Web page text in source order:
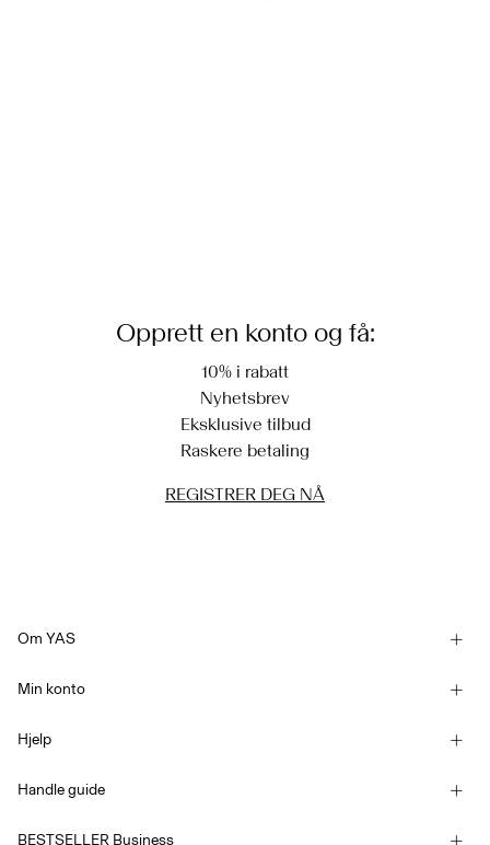
Opprett en konto og få:
10% i rabatt
Nyhetsbrev
Eksklusive tilbud
Raskere betaling
REGISTRER DEG NÅ
Om YAS
Vår historie
Bærekraft
Min konto
Logg inn / Melde deg på
YAS E-Gift Card
Hjelp
Kundeservice
Competition Terms & conditions
Handle guide
Størrelsesguide
BESTSELLER Business